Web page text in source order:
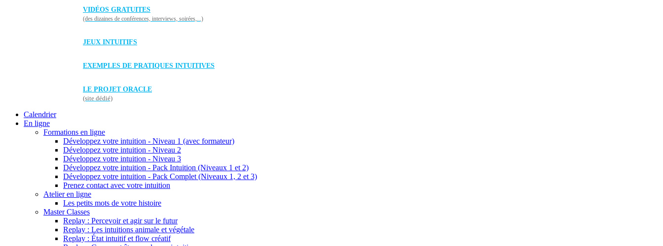
VIDÉOS GRATUITES
(des dizaines de conférences, interviews, soirées,...)
JEUX INTUITIFS
EXEMPLES DE PRATIQUES INTUITIVES
LE PROJET ORACLE
(site dédié)
Calendrier
En ligne
Formations en ligne
Développez votre intuition - Niveau 1 (avec formateur)
Développez votre intuition - Niveau 2
Développez votre intuition - Niveau 3
Développez votre intuition - Pack Intuition (Niveaux 1 et 2)
Développez votre intuition - Pack Complet (Niveaux 1, 2 et 3)
Prenez contact avec votre intuition
Atelier en ligne
Les petits mots de votre histoire
Master Classes
Replay : Percevoir et agir sur le futur
Replay : Les intuitions animale et végétale
Replay : État intuitif et flow créatif